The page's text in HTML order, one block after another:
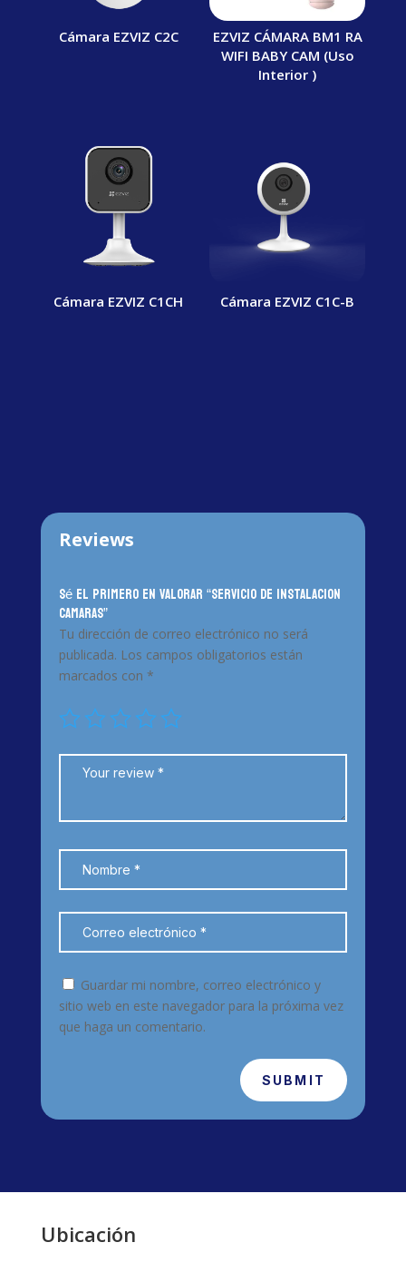
Cámara EZVIZ C2C
EZVIZ CÁMARA BM1 RA
WIFI BABY CAM (Uso
Interior )
Cámara EZVIZ C1CH Cámara EZVIZ C1C-B
Reviews
Sé el primero en valorar “SERVICIO DE INSTALACION
CAMARAS”
Tu dirección de correo electrónico no será
publicada. Los campos obligatorios están
marcados con *
Guardar mi nombre, correo electrónico y
sitio web en este navegador para la próxima vez
que haga un comentario.
SUBMIT
Ubicación